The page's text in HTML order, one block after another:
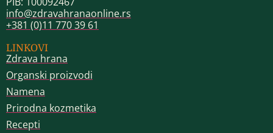
info@zdravahranaonline.rs
+381 (0)11 770 39 61
LINKOVI
Zdrava hrana
Organski proizvodi
Namena
Prirodna kozmetika
Recepti